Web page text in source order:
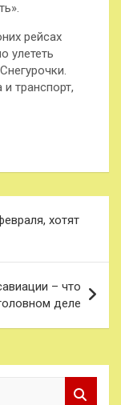
рейсах
улететь
транспорт,
хотят
– что
деле